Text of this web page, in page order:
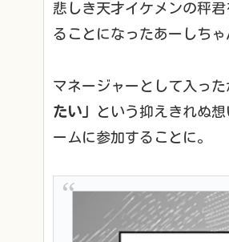
悲しき天才イケメンの秤
ることになったあーしちゃ
マネージャーとして入っ
たい」
という抑えきれぬ
ームに参加することに。